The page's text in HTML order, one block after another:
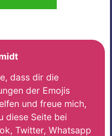
dass dir die
der Emojis
und freue mich,
diese Seite bei
Twitter, Whatsapp